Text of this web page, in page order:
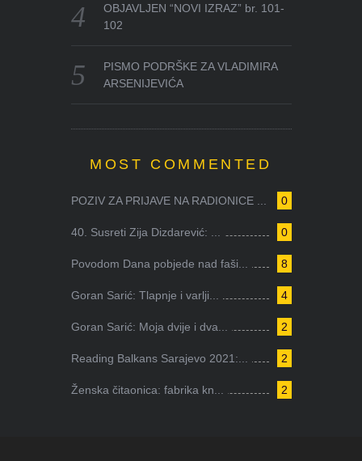
OBJAVLJEN “NOVI IZRAZ” br. 101-
102
PISMO PODRŠKE ZA VLADIMIRA
ARSENIJEVIĆA
MOST COMMENTED
0
POZIV ZA PRIJAVE NA RADIONICE ...
0
40. Susreti Zija Dizdarević: ...
8
Povodom Dana pobjede nad faši...
4
Goran Sarić: Tlapnje i varlji...
2
Goran Sarić: Moja dvije i dva...
2
Reading Balkans Sarajevo 2021:...
2
Ženska čitaonica: fabrika kn...